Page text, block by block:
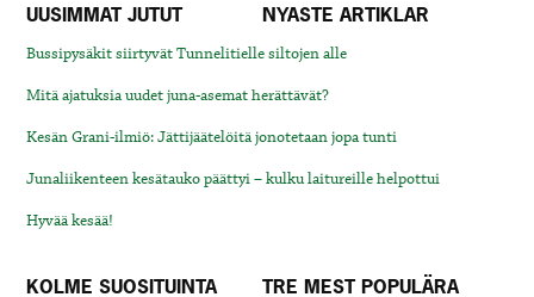
UUSIMMAT JUTUT NYASTE ARTIKLAR
Bussipysäkit siirtyvät Tunnelitielle siltojen alle
Mitä ajatuksia uudet juna-asemat herättävät?
Kesän Grani-ilmiö: Jättijäätelöitä jonotetaan jopa tunti
Junaliikenteen kesätauko päättyi – kulku laitureille helpottui
Hyvää kesää!
KOLME SUOSITUINTA TRE MEST POPULÄRA